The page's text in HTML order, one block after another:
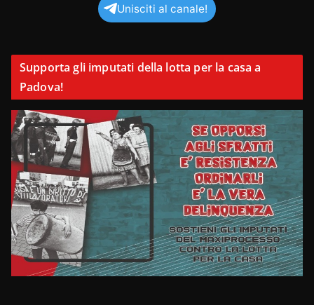
Unisciti al canale!
Supporta gli imputati della lotta per la casa a
Padova!